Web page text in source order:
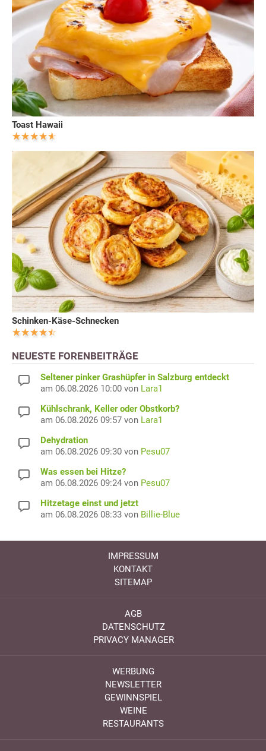
Toast Hawaii
Schinken-Käse-Schnecken
NEUESTE FORENBEITRÄGE
Seltener pinker Grashüpfer in Salzburg entdeckt
am 06.08.2026 10:00 von Lara1
Kühlschrank, Keller oder Obstkorb?
am 06.08.2026 09:57 von Lara1
Dehydration
am 06.08.2026 09:30 von Pesu07
Was essen bei Hitze?
am 06.08.2026 09:24 von Pesu07
Hitzetage einst und jetzt
am 06.08.2026 08:33 von Billie-Blue
IMPRESSUM
KONTAKT
SITEMAP
AGB
DATENSCHUTZ
PRIVACY MANAGER
WERBUNG
NEWSLETTER
GEWINNSPIEL
WEINE
RESTAURANTS